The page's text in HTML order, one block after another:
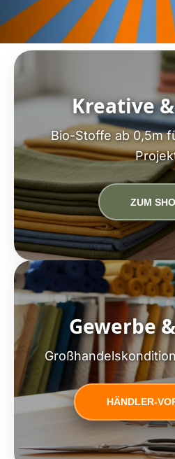
Kreative
Bio-Stoffe ab 0,5m
ZUM
Gewerbe
HÄNDLER-